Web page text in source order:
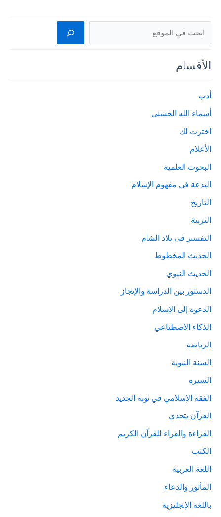
البحث
الأقسام
أدب
أسماء الله الحسنى
اخترت لك
الأعلام
البحوث العلمية
البدعة في مفهوم الإسلام
التاريخ
التربية
التفسير في بلاد الشام
الحديث المخطوط
الحديث النبوي
الدستور بين الدراسة والإنجاز
الدعوة إلى الإسلام
الذكاء الاصطناعي
الرياضة
السنة النبوية
السيرة
الفقه الإسلامي في ثوبه الجديد
القرآن يتحدى
القراءة والقراء للقرآن الكريم
الكتب
اللغة العربية
المأثور والدعاء
باللغة الإنجليزية